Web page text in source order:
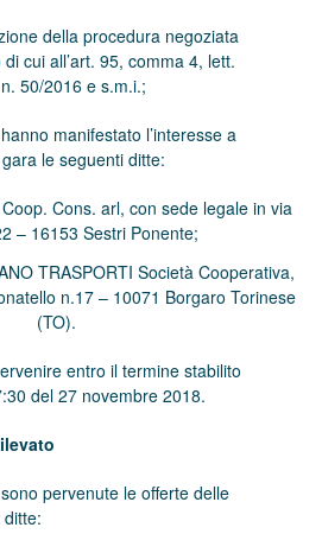
della procedura negoziata
di cui all’art. 95, comma 4, lett.
n. 50/2016 e s.m.i.;
hanno manifestato l’interesse a
gara le seguenti ditte:
Coop. Cons. arl, con sede legale in via
– 16153 Sestri Ponente;
TRASPORTI Società Cooperativa,
n.17 – 10071 Borgaro Torinese
(TO).
entro il termine stabilito
del 27 novembre 2018.
pervenute le offerte delle
ditte: